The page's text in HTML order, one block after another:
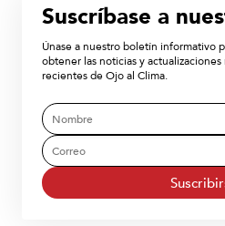
Suscríbase a
Únase a nuestro boletín informativo
obtener las noticias y actualizaciones
recientes de Ojo al Clima.